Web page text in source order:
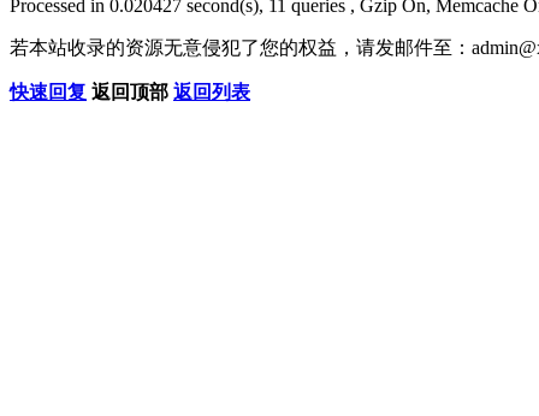
Processed in 0.020427 second(s), 11 queries , Gzip On, Memcache
若本站收录的资源无意侵犯了您的权益，请发邮件至：
快速回复 返回顶部 返回列表